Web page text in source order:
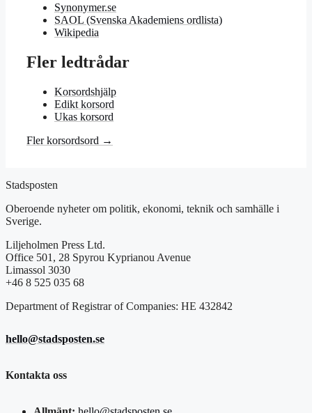
Synonymer.se
SAOL (Svenska Akademiens ordlista)
Wikipedia
Fler ledtrådar
Korsordshjälp
Edikt korsord
Ukas korsord
Fler korsordsord →
Stadsposten
Oberoende nyheter om politik, ekonomi, teknik och samhälle i
Sverige.
Liljeholmen Press Ltd.
Office 501, 28 Spyrou Kyprianou Avenue
Limassol 3030
+46 8 525 035 68
Department of Registrar of Companies: HE 432842
hello@stadsposten.se
Kontakta oss